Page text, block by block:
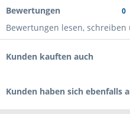
Bewertungen 0
Bewertungen lesen,
Kunden kauften auch
Kunden haben sich ebenfalls